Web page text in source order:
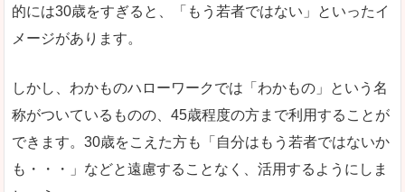
的には30歳をすぎると、「もう若者ではない」といったイ
メージがあります。
しかし、わかものハローワークでは「わかもの」という名
称がついているものの、45歳程度の方まで利用することが
できます。30歳をこえた方も「自分はもう若者ではないか
も・・・」などと遠慮することなく、活用するようにしま